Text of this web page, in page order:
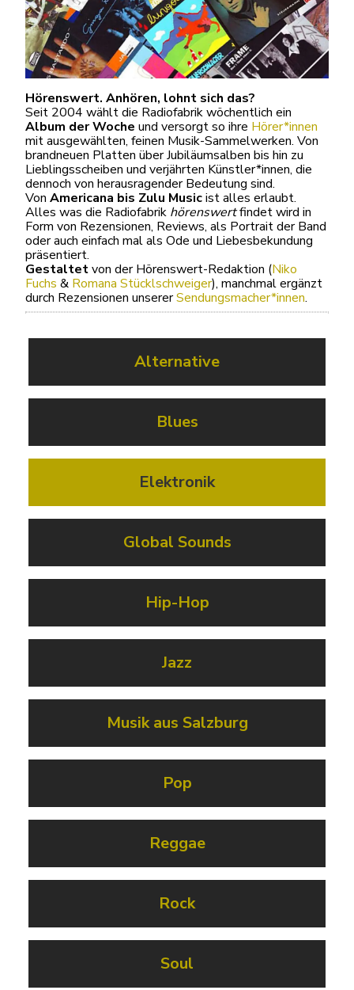
Hörenswert. Anhören, lohnt sich das?
Seit 2004 wählt die Radiofabrik wöchentlich ein
Album der Woche und versorgt so ihre Hörer*innen
mit ausgewählten, feinen Musik-Sammelwerken. Von
brandneuen Platten über Jubiläumsalben bis hin zu
Lieblingsscheiben und verjährten Künstler*innen, die
dennoch von herausragender Bedeutung sind.
Von Americana bis Zulu Musicist alles erlaubt.
Alles was die Radiofabrik hörenswertfindet wird in
Form von Rezensionen, Reviews, als Portrait der Band
oder auch einfach mal als Ode und Liebesbekundung
präsentiert.
Gestaltetvon der Hörenswert-Redaktion (Niko
Fuchs & Romana Stücklschweiger), manchmal ergänzt
durch Rezensionen unsererSendungsmacher*innen.
Alternative
Blues
Elektronik
Global Sounds
Hip-Hop
Jazz
Musik aus Salzburg
Pop
Reggae
Rock
Soul